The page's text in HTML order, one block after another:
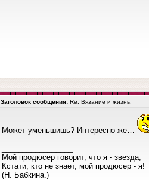
Заголовок сообщения: Re: Вязание и жизнь.
Может уменьшишь? Интересно же…
Мой продюсер говорит, что я - звезда,
Кстати, кто не знает, мой продюсер - я!
(Н. Бабкина.)